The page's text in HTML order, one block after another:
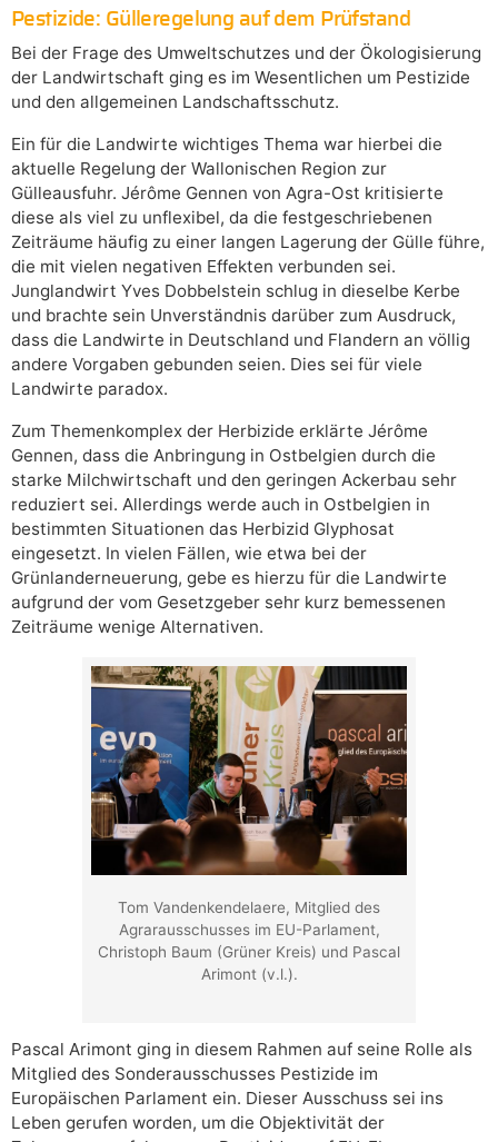
Pestizide: Gülleregelung auf dem Prüfstand
Bei der Frage des Umweltschutzes und der Ökologisierung
der Landwirtschaft ging es im Wesentlichen um Pestizide
und den allgemeinen Landschaftsschutz.
Ein für die Landwirte wichtiges Thema war hierbei die
aktuelle Regelung der Wallonischen Region zur
Gülleausfuhr. Jérôme Gennen von Agra-Ost kritisierte
diese als viel zu unflexibel, da die festgeschriebenen
Zeiträume häufig zu einer langen Lagerung der Gülle führe,
die mit vielen negativen Effekten verbunden sei.
Junglandwirt Yves Dobbelstein schlug in dieselbe Kerbe
und brachte sein Unverständnis darüber zum Ausdruck,
dass die Landwirte in Deutschland und Flandern an völlig
andere Vorgaben gebunden seien. Dies sei für viele
Landwirte paradox.
Zum Themenkomplex der Herbizide erklärte Jérôme
Gennen, dass die Anbringung in Ostbelgien durch die
starke Milchwirtschaft und den geringen Ackerbau sehr
reduziert sei. Allerdings werde auch in Ostbelgien in
bestimmten Situationen das Herbizid Glyphosat
eingesetzt. In vielen Fällen, wie etwa bei der
Grünlanderneuerung, gebe es hierzu für die Landwirte
aufgrund der vom Gesetzgeber sehr kurz bemessenen
Zeiträume wenige Alternativen.
Tom Vandenkendelaere, Mitglied des
Agrarausschusses im EU-Parlament,
Christoph Baum (Grüner Kreis) und Pascal
Arimont (v.l.).
Pascal Arimont ging in diesem Rahmen auf seine Rolle als
Mitglied des Sonderausschusses Pestizide im
Europäischen Parlament ein. Dieser Ausschuss sei ins
Leben gerufen worden, um die Objektivität der